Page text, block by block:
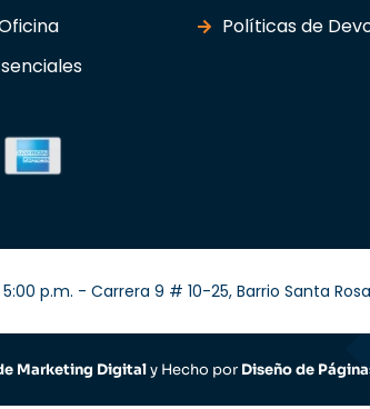
Políticas de
p.m. - Carrera 9 # 10-25, Barrio Santa
Marketing Digitaly Hecho por Diseño de